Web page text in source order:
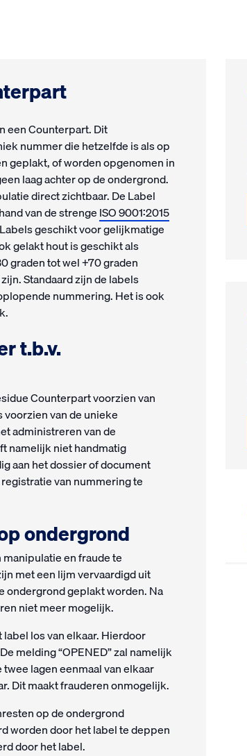
een Counterpart. Dit
nummer die hetzelfde is als op
geplakt, of worden opgenomen in
laag achter op de ondergrond.
direct zichtbaar. De Label
van de strengeISO 9001:2015
geschikt voor gelijkmatige
gelakt hout is geschikt als
graden tot wel +70 graden
Standaard zijn de labels
nummering. Het is ook
t.b.v.
Counterpart voorzien van
van de unieke
administreren van de
namelijk niet handmatig
aan het dossier of document
van nummering te
ondergrond
en fraude te
met een lijm vervaardigd uit
ondergrond geplakt worden. Na
niet meer mogelijk.
los van elkaar. Hierdoor
melding “OPENED” zal namelijk
lagen eenmaal van elkaar
Dit maakt frauderen onmogelijk.
op de ondergrond
worden door het label te deppen
door het label.